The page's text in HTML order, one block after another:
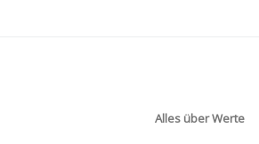
Alles über Werte